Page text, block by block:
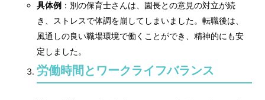
具体例 ：別の保育士さんは、園長との意見の対立が続
き、ストレスで体調を崩してしまいました。転職後は、
風通しの良い職場環境で働くことができ、精神的にも安
定しました。
労働時間とワークライフバランス